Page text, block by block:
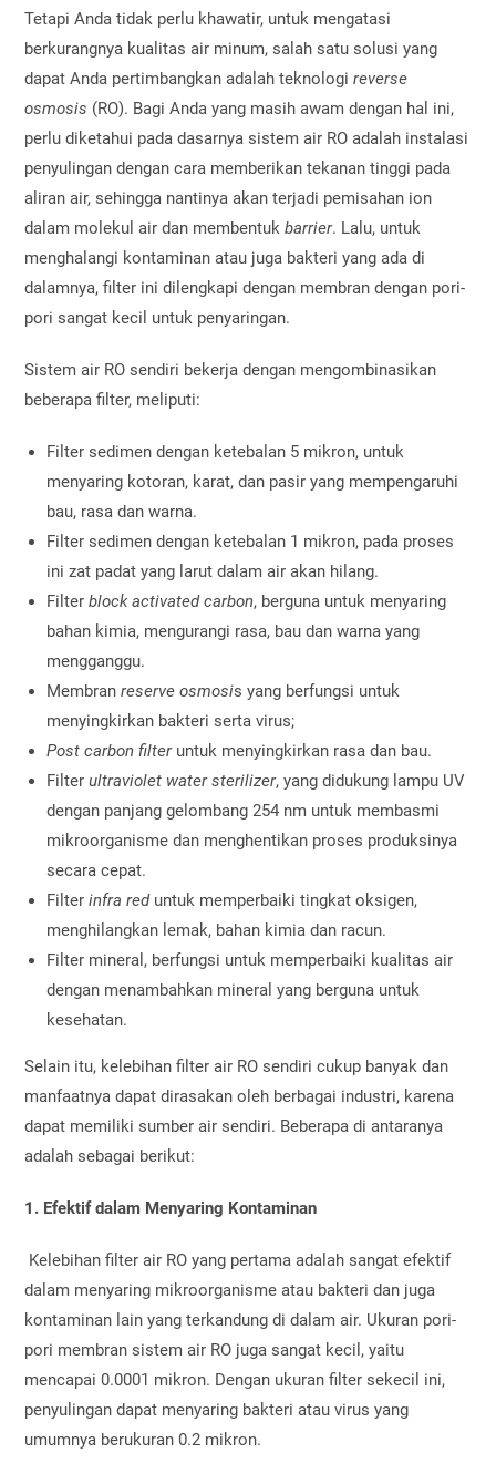
Tetapi Anda tidak perlu khawatir, untuk mengatasi
berkurangnya kualitas air minum, salah satu solusi yang
dapat Anda pertimbangkan adalah teknologireverse
osmosis (RO). Bagi Anda yang masih awam dengan hal ini,
perlu diketahui pada dasarnya sistem air RO adalah instalasi
penyulingan dengan cara memberikan tekanan tinggi pada
aliran air, sehingga nantinya akan terjadi pemisahan ion
dalam molekul air dan membentukbarrier. Lalu, untuk
menghalangi kontaminan atau juga bakteri yang ada di
dalamnya, filter ini dilengkapi dengan membran dengan pori-
pori sangat kecil untuk penyaringan.
Sistem air RO sendiri bekerja dengan mengombinasikan
beberapa filter, meliputi:
Filter sedimen dengan ketebalan 5 mikron, untuk
menyaring kotoran, karat, dan pasir yang mempengaruhi
bau, rasa dan warna.
Filter sedimen dengan ketebalan 1 mikron, pada proses
ini zat padat yang larut dalam air akan hilang.
Filterblock activated carbon, berguna untuk menyaring
bahan kimia, mengurangi rasa, bau dan warna yang
mengganggu.
Membran reserve osmosis yang berfungsi untuk
menyingkirkan bakteri serta virus;
Post carbon filteruntuk menyingkirkan rasa dan bau.
Filter ultraviolet water sterilizer, yang didukung lampu UV
dengan panjang gelombang 254 nm untuk membasmi
mikroorganisme dan menghentikan proses produksinya
secara cepat.
Filter infra reduntuk memperbaiki tingkat oksigen,
menghilangkan lemak, bahan kimia dan racun.
Filter mineral, berfungsi untuk memperbaiki kualitas air
dengan menambahkan mineral yang berguna untuk
kesehatan.
Selain itu, kelebihan filter air RO sendiri cukup banyak dan
manfaatnya dapat dirasakan oleh berbagai industri, karena
dapat memiliki sumber air sendiri. Beberapa di antaranya
adalah sebagai berikut:
1. Efektif dalam Menyaring Kontaminan
Kelebihan filter air RO yang pertama adalah sangat efektif
dalam menyaring mikroorganisme atau bakteri dan juga
kontaminan lain yang terkandung di dalam air. Ukuran pori-
pori membran sistem air RO juga sangat kecil, yaitu
mencapai 0.0001 mikron. Dengan ukuran filter sekecil ini,
penyulingan dapat menyaring bakteri atau virus yang
umumnya berukuran 0.2 mikron.